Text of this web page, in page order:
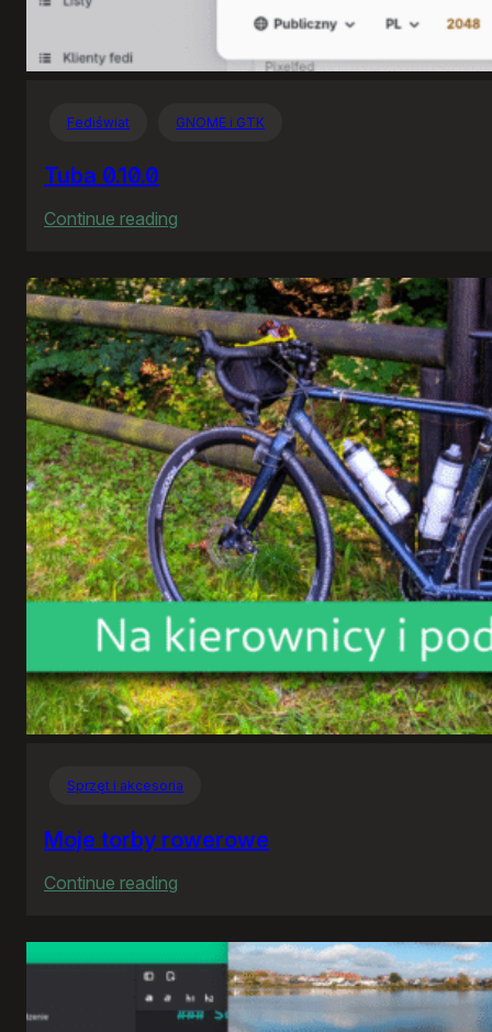
Fediświat GNOME i GTK
Tuba 0.10.0
Continue reading
0.10.0
Sprzęt i akcesoria
Moje torby rowerowe
Continue reading
torby
rowerowe